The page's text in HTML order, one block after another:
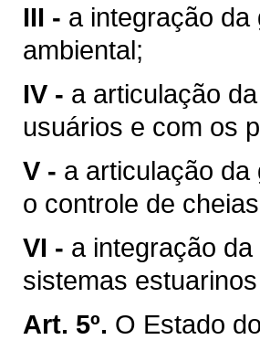
III - a integração
ambiental;
IV - a articulação
usuários e com os
V - a articulação
o controle de
VI - a integração
sistemas
Art. 5º. O Estado